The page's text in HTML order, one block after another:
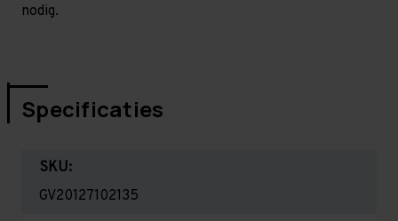
nodig.
Specificaties
SKU:
GV20127102135